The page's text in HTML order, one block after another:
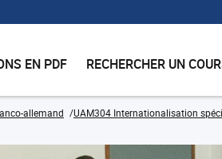
EN PDF RECHERCHER UN
allemand UAM304 Internationalisation